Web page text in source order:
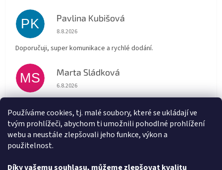
Používáme cookies, tj. malé soubory, které se ukládají ve
tvým prohlížeči, abychom ti umožnili pohodlné prohlížení
webu a neustále zlepšovali jeho funkce, výkon a
použitelnost.
Díky vašemu souhlasu, můžeme zlepšovat kvalitu
PK Pavlina Kubišová
Hodnocení obchodu je 5 z 5 hvězdiček.
8.8.2026
Doporučuji, super komunikace a rychlé dodání.
MS Marta Sládková
Hodnocení obchodu je 5 z 5 hvězdiček.
6.8.2026
AT Alena Trchova
Hodnocení obchodu je 5 z 5 hvězdiček.
5.8.2026